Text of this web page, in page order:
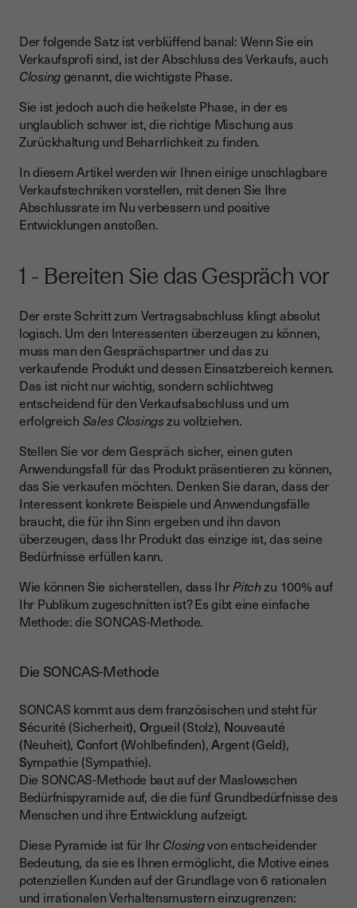
2 - Kennen Sie Ihren potenziellen Kunden in- und auswendig
3 - Personalisieren Sie die Gesprächsführung
4 - Achten Sie auf alle wichtigen Signale
5 - Einen kurze Zusammenfassung Ihres Gesprächs
vorbereiten
6 - Bleiben Sie einfach und konkret
Das gewisse Extra - Rüsten Sie sich mit den besten Tools auf,
die es auf dem Markt gibt
Der folgende Satz ist verblüffend banal: Wenn Sie ein
Verkaufsprofi sind, ist der Abschluss des Verkaufs, auch
Closinggenannt, die wichtigste Phase.
Sie ist jedoch auch die heikelste Phase, in der es
unglaublich schwer ist, die richtige Mischung aus
Zurückhaltung und Beharrlichkeit zu finden.
In diesem Artikel werden wir Ihnen einige unschlagbare
Verkaufstechniken vorstellen, mit denen Sie Ihre
Abschlussrate im Nu verbessern und positive
Entwicklungen anstoßen.
1 - Bereiten Sie das Gespräch vor
Der erste Schritt zum Vertragsabschluss klingt absolut
logisch. Um den Interessenten überzeugen zu können,
muss man den Gesprächspartner und das zu
verkaufende Produkt und dessen Einsatzbereich kennen.
Das ist nicht nur wichtig, sondern schlichtweg
entscheidend für den Verkaufsabschluss und um
erfolgreich Sales Closingszu vollziehen.
Stellen Sie vor dem Gespräch sicher, einen guten
Anwendungsfall für das Produkt präsentieren zu können,
das Sie verkaufen möchten. Denken Sie daran, dass der
Interessent konkrete Beispiele und Anwendungsfälle
braucht, die für ihn Sinn ergeben und ihn davon
überzeugen, dass Ihr Produkt das einzige ist, das seine
Bedürfnisse erfüllen kann.
Wie können Sie sicherstellen, dass IhrPitchzu 100% auf
Ihr Publikum zugeschnitten ist? Es gibt eine einfache
Methode: die SONCAS-Methode.
Die SONCAS-Methode
SONCAS kommt aus dem französischen und steht für
Sécurité (Sicherheit), Orgueil (Stolz), Nouveauté
(Neuheit), Confort (Wohlbefinden),Argent (Geld),
Sympathie (Sympathie).
Die SONCAS-Methode baut auf der Maslowschen
Bedürfnispyramide auf, die die fünf Grundbedürfnisse des
Menschen und ihre Entwicklung aufzeigt.
Diese Pyramide ist für IhrClosingvon entscheidender
Bedeutung, da sie es Ihnen ermöglicht, die Motive eines
potenziellen Kunden auf der Grundlage von 6 rationalen
und irrationalen Verhaltensmustern einzugrenzen: